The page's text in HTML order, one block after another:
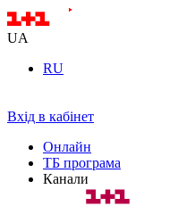
UA
RU
Вхід в кабінет
Онлайн
ТБ програма
Канали